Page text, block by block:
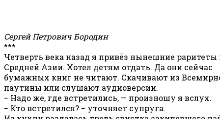
Сергей Петрович Бородин
***
Четверть века назад я привёз нынешние раритеты
Средней Азии. Хотел детям отдать. Да они сейчас
бумажных книг не читают. Скачивают из
паутины или слушают аудиоверсии.
− Надо же, где встретились, — произношу я вслух.
− Кто встретился? − уточняет супруга.